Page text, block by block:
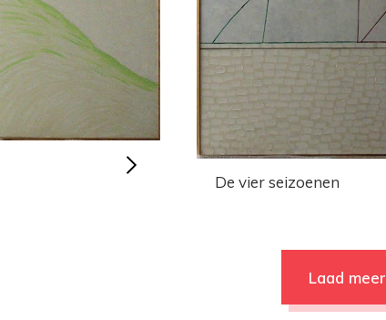
De vier seizoenen
Laad meer